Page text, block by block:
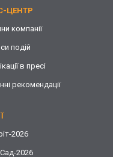
ЦЕНТР
компанії
подій
в пресі
рекомендації
2026
2026